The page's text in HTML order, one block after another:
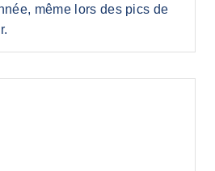
même lors des pics de